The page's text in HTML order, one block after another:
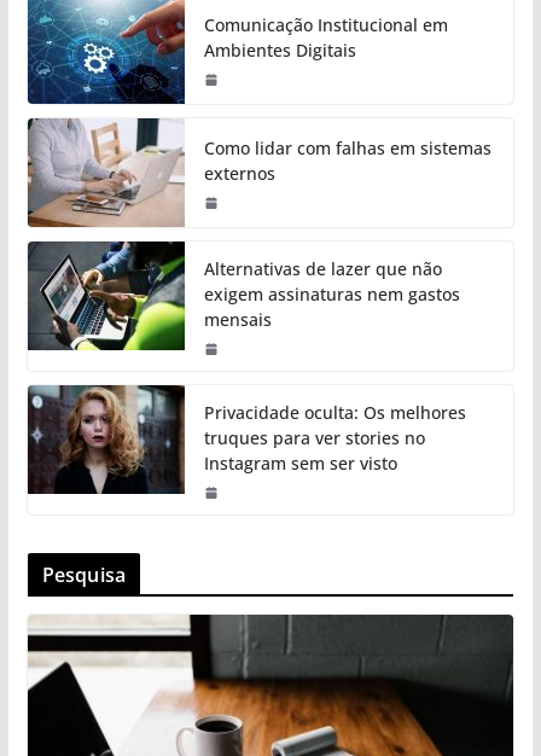
Comunicação Institucional em
Ambientes Digitais
Como lidar com falhas em sistemas
externos
Alternativas de lazer que não
exigem assinaturas nem gastos
mensais
Privacidade oculta: Os melhores
truques para ver stories no
Instagram sem ser visto
Pesquisa